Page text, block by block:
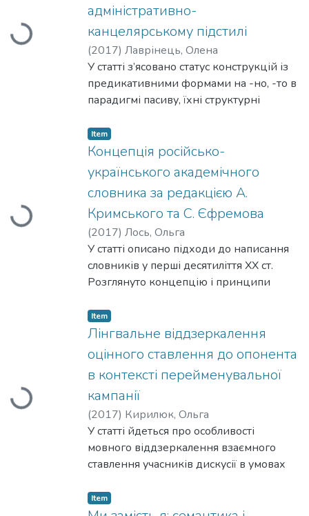
Loading...
адміністративно-
канцелярському підстилі
(2017) Лаврінець, Олена
У статті з’ясовано статус конструкцій із
предикативними формами на -но, -то в
парадигмі пасиву, їхні структурні
та співвідношення з іншими типами
пасивних конструкцій в
адміністративно-канцелярському
підстилі сучасної української мови.
Loading...
Item
Концепція російсько-
українського академічного
словника за редакцією А.
Кримського та С. Єфремова
(2017) Лось, Ольга
У статті описано підходи до написання
словників у перші десятиліття ХХ ст.
Розглянуто концепцію і принципи
академічного словника. Проаналізовано
реалізацію концепції російсько-
українського академічного словника як
лексикографічної праці, що поєднує
риси перекладного, тлумачного,
синонімічного та фразеологічного
словників.
Loading...
Item
Лінгвальне віддзеркалення
оцінного ставлення до опонента
в контексті перейменувальної
кампанії
(2017) Кирилюк, Ольга
У статті йдеться про особливості
мовного віддзеркалення взаємного
ставлення учасників дискусії в умовах
ситуації. У ході аналізу окреслено
Item